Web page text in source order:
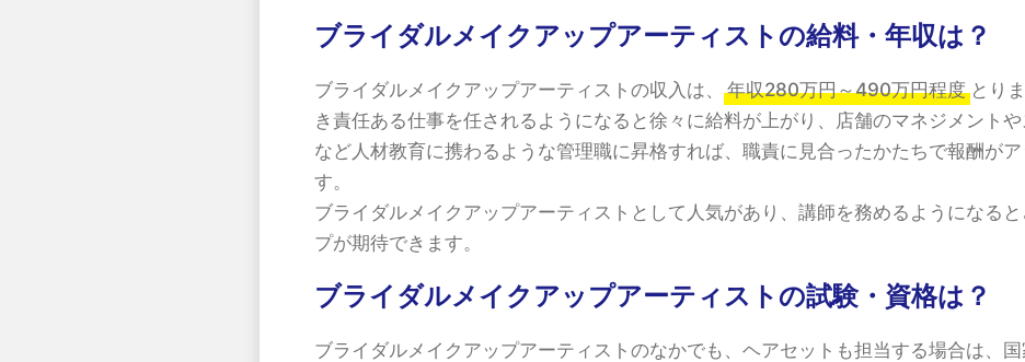
ブライダルメイクアップアーティストの給料・年収は？
ブライダルメイクアップアーティストの収入は、 年収280万円～490万円程度とり
き責任ある仕事を任されるようになると徐々に給料が上がり、店舗のマネジメント
など人材教育に携わるような管理職に昇格すれば、職責に見合ったかたちで報酬がア
す。
ブライダルメイクアップアーティストとして人気があり、講師を務めるようになる
プが期待できます。
ブライダルメイクアップアーティストの試験・資格は？
ブライダルメイクアップアーティストのなかでも、ヘアセットも担当する場合は、